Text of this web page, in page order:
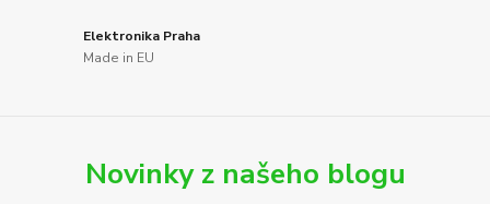
Elektronika Praha
Made in EU
Novinky z našeho blogu